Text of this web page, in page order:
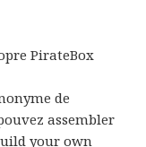
PirateBox
de
assembler
your own